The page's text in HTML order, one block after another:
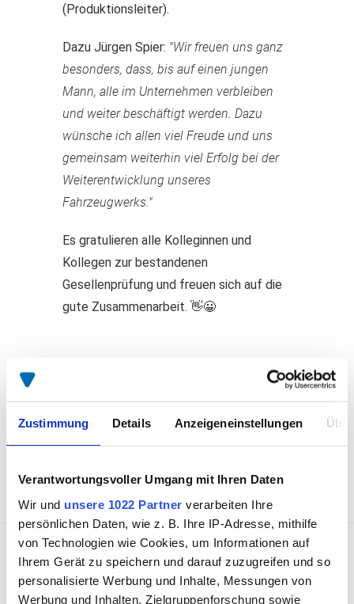
Zustimmung Details Anzeigeneinstellungen
Verantwortungsvoller Umgang mit Ihren Daten
Wir und unsere 1022 Partner verarbeiten Ihre
persönlichen Daten, wie z. B. Ihre IP-Adresse, mithilfe
von Technologien wie Cookies, um Informationen auf
Ihrem Gerät zu speichern und darauf zuzugreifen und so
personalisierte Werbung und Inhalte, Messungen von
Werbung und Inhalten, Zielgruppenforschung sowie
Zurück
(Produktionsleiter).
Dazu Jürgen Spier: "Wir freuen uns ganz
besonders, dass, bis auf einen jungen
Mann, alle im Unternehmen verbleiben
und weiter beschäftigt werden. Dazu
wünsche ich allen viel Freude und uns
gemeinsam weiterhin viel Erfolg bei der
Weiterentwicklung unseres
Fahrzeugwerks."
Es gratulieren alle Kolleginnen und
Kollegen zur bestandenen
Gesellenprüfung und freuen sich auf die
gute Zusammenarbeit. 👋😀